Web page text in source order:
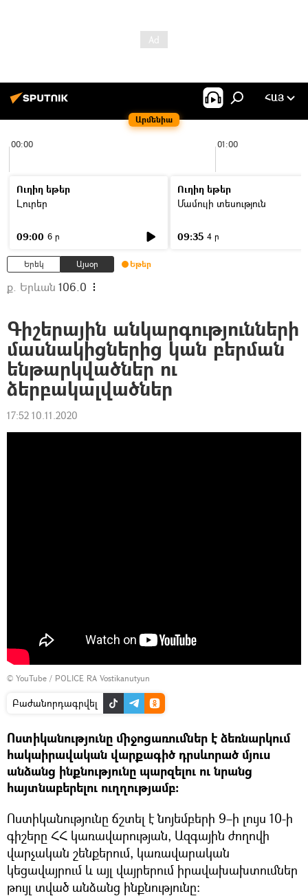
Արմենիա
ՀԱՅ
00:00 01:00
Ուղիղ եթեր
Լուրեր
09:00 6 ր
Ուղիղ եթեր
Մամուլի տեսություն
09:35 4 ր
Երեկ Այսօր Եթեր
ք. Երևան 106.0
Գիշերային անկարգությունների
մասնակիցներից կան բերման
ենթարկվածներ ու
ձերբակալվածներ
17:52 10.11.2020
© YouTube / POLICE RA Vostikanutyun
Բաժանորդագրվել
Ոստիկանությունը միջոցառումներ է ձեռնարկում
հակաիրավական վարքագիծ դրսևորած մյուս
անձանց ինքնությունը պարզելու ու նրանց
հայտնաբերելու ուղղությամբ։
Ոստիկանությունը ճշտել է նոյեմբերի 9–ի լույս 10-ի
գիշերը ՀՀ կառավարության, Ազգային ժողովի
վարչական շենքերում, կառավարական
կեցավայրում և այլ վայրերում իրավախախտումներ
թույլ տված անձանց ինքնությունը։